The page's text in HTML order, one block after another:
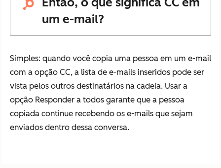
um e-mail?
Simples: quando você copia uma pessoa em um e-mail
com a opção CC, a lista de e-mails inseridos pode ser
vista pelos outros destinatários na cadeia. Usar a
opção Responder a todos garante que a pessoa
copiada continue recebendo os e-mails que sejam
enviados dentro dessa conversa.